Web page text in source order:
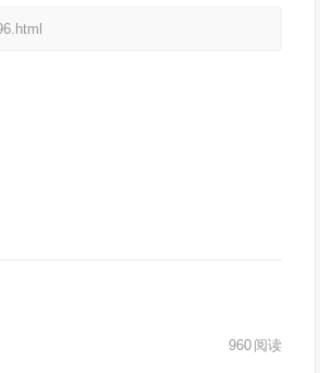
960 阅读